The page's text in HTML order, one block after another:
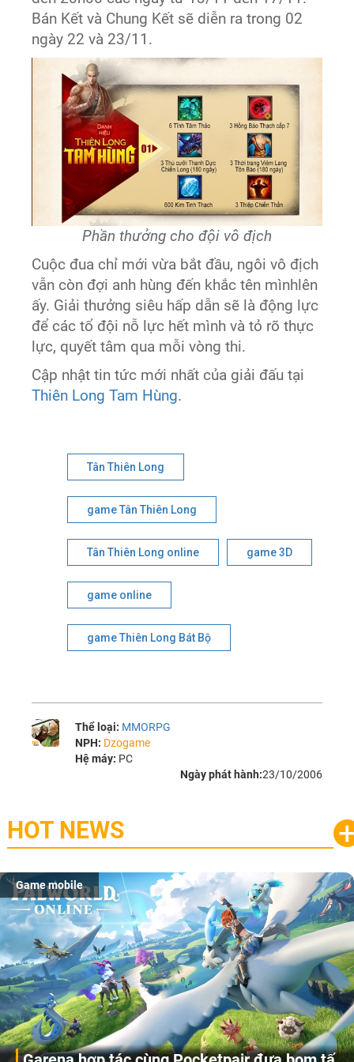
Bán Kết và Chung Kết sẽ diễn ra trong 02
ngày 22 và 23/11.
Phần thưởng cho đội vô địch
Cuộc đua chỉ mới vừa bắt đầu, ngôi vô địch
vẫn còn đợi anh hùng đến khắc tên mìnhlên
ấy. Giải thưởng siêu hấp dẫn sẽ là động lực
để các tổ đội nỗ lực hết mình và tỏ rõ thực
lực, quyết tâm qua mỗi vòng thi.
Cập nhật tin tức mới nhất của giải đấu tại
Thiên Long Tam Hùng.
Tân Thiên Long
game Tân Thiên Long
Tân Thiên Long online game 3D
game online
game Thiên Long Bát Bộ
Thể loại: MMORPG
NPH: Dzogame
Hệ máy: PC
Ngày phát hành:23/10/2006
HOT NEWS
Game mobile